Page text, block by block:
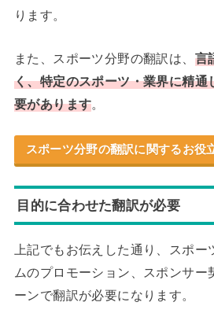
ります。
また、スポーツ分野の翻訳は、 言
く、特定のスポーツ・業界に精通
要があります。
スポーツ分野の翻訳に関するお役
目的に合わせた翻訳が必要
上記でもお伝えした通り、スポ
ムのプロモーション、スポンサー
ーンで翻訳が必要になります。